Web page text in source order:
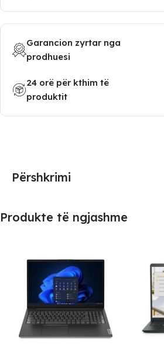
Garancion zyrtar nga
prodhuesi
24 orë për kthim të
produktit
Përshkrimi
Produkte të ngjashme